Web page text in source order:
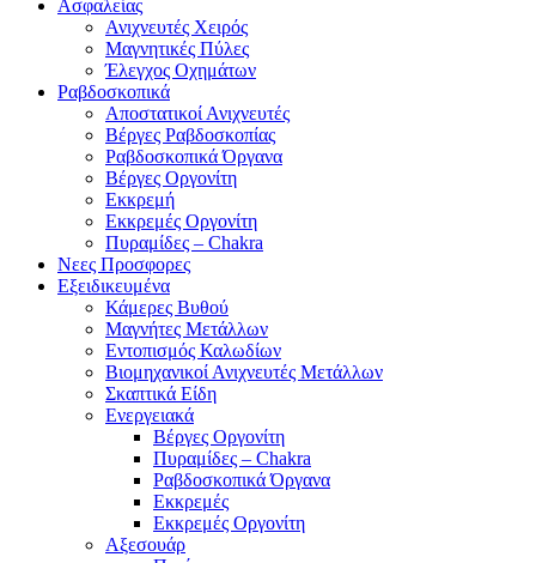
Ασφαλείας
Ανιχνευτές Χειρός
Μαγνητικές Πύλες
Έλεγχος Οχημάτων
Ραβδοσκοπικά
Αποστατικοί Ανιχνευτές
Βέργες Ραβδοσκοπίας
Ραβδοσκοπικά Όργανα
Βέργες Οργονίτη
Εκκρεμή
Εκκρεμές Οργονίτη
Πυραμίδες – Chakra
Νεες Προσφορες
Εξειδικευμένα
Κάμερες Βυθού
Μαγνήτες Μετάλλων
Εντοπισμός Καλωδίων
Βιομηχανικοί Ανιχνευτές Μετάλλων
Σκαπτικά Είδη
Ενεργειακά
Βέργες Οργονίτη
Πυραμίδες – Chakra
Ραβδοσκοπικά Όργανα
Εκκρεμές
Εκκρεμές Οργονίτη
Αξεσουάρ